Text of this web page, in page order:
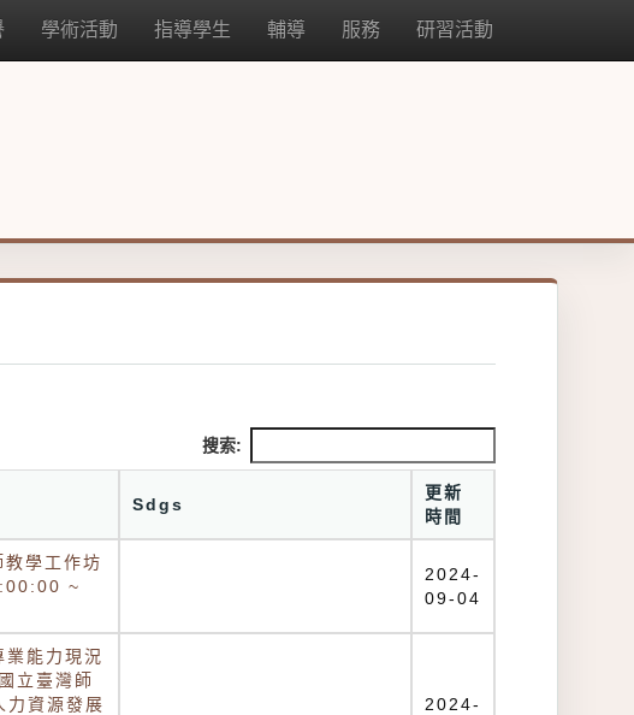
學術活動 指導學生 輔導 服務 研習活動
搜索:
Sdgs
更新
時間
學工作坊
~
2024-
09-04
能力現況
立臺灣師
力資源發展
2024-